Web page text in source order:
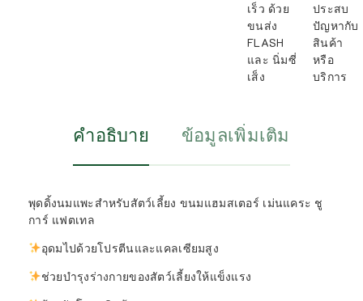
เร็ว ด้วย
ขนส่ง
FLASH
และ นิ่มซี่
เส็ง
ประสบ
ปัญหากับ
สินค้า
หรือ
บริการ
คำอธิบาย ข้อมูลเพิ่มเติม
พุดดิ้งนมแพะสำหรับสัตว์เลี้ยง ขนมแฮมสเตอร์ เม่นแคระ ชู
การ์ แฟตเทล
อุดมไปด้วยโปรตีนและแคลเซียมสูง
ช่วยบำรุงร่างกายของสัตว์เลี้ยงให้แข็งแรง